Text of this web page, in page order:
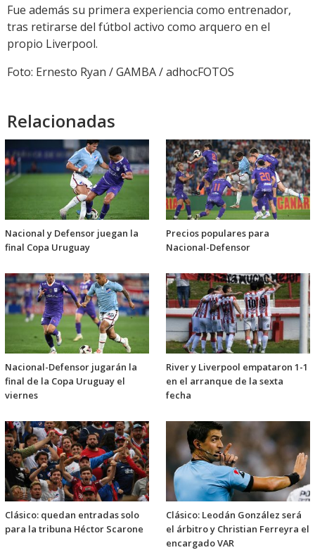
Fue además su primera experiencia como entrenador,
tras retirarse del fútbol activo como arquero en el
propio Liverpool.
Foto: Ernesto Ryan / GAMBA / adhocFOTOS
Relacionadas
Nacional y Defensor juegan la
final Copa Uruguay
Precios populares para
Nacional-Defensor
Nacional-Defensor jugarán la
final de la Copa Uruguay el
viernes
River y Liverpool empataron 1-1
en el arranque de la sexta
fecha
Clásico: quedan entradas solo
para la tribuna Héctor Scarone
Clásico: Leodán González será
el árbitro y Christian Ferreyra el
encargado VAR